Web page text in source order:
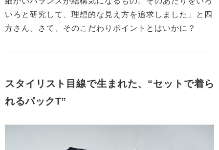
いろと研究して、理想的な見え方を追求しました」と四
方さん。さて、そのこだわりポイントとはいかに？
スタイリスト目線で生まれた、“セットで着ら
れるパックT”